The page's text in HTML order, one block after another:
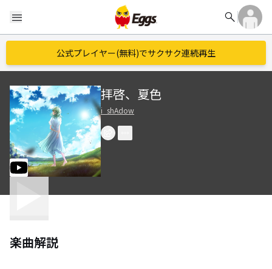
menu search
公式プレイヤー(無料)でサクサク連続再生
拝啓、夏色
i_shAdow
楽曲解説